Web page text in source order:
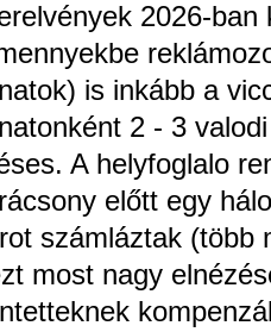
2026-ban
is inkább a
2 - 3
A helyfoglalo
előtt egy
számláztak (több
most nagy